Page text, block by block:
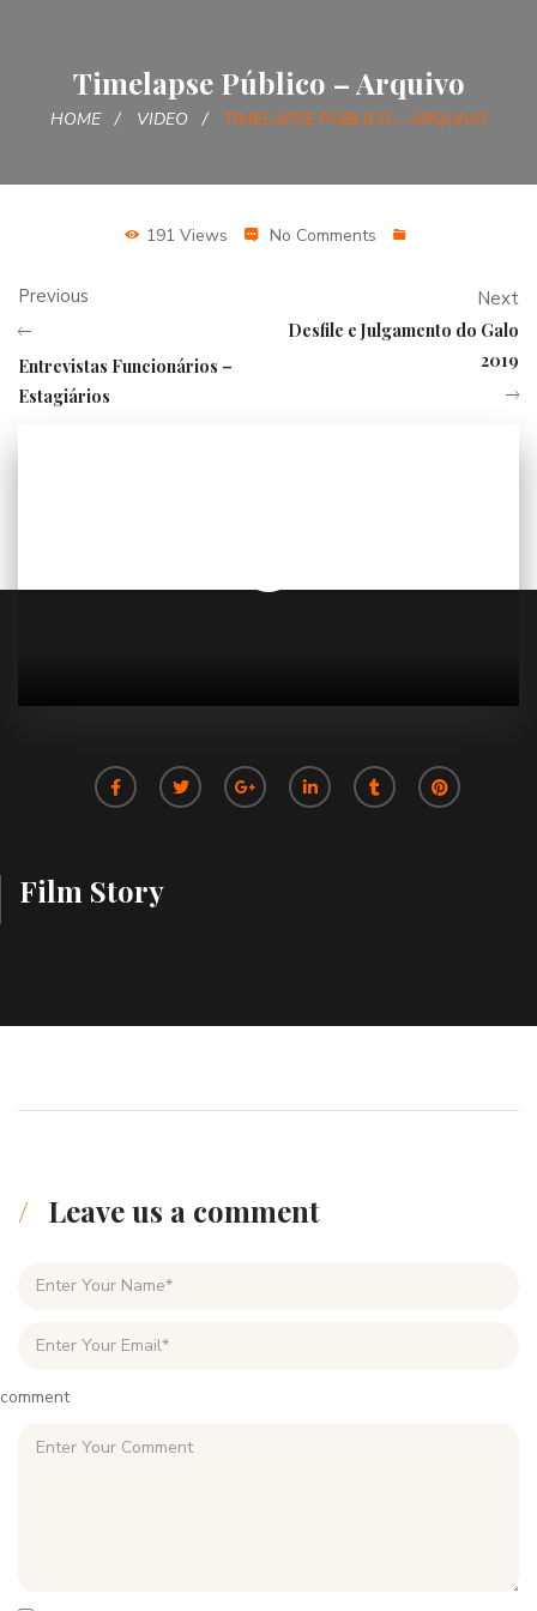
Timelapse Público – Arquivo
HOME VIDEO TIMELAPSE PÚBLICO – ARQUIVO
191 Views No Comments
Previous
Entrevistas Funcionários –
Estagiários
Next
Desfile e Julgamento do Galo
2019
Film Story
Leave us a comment
comment